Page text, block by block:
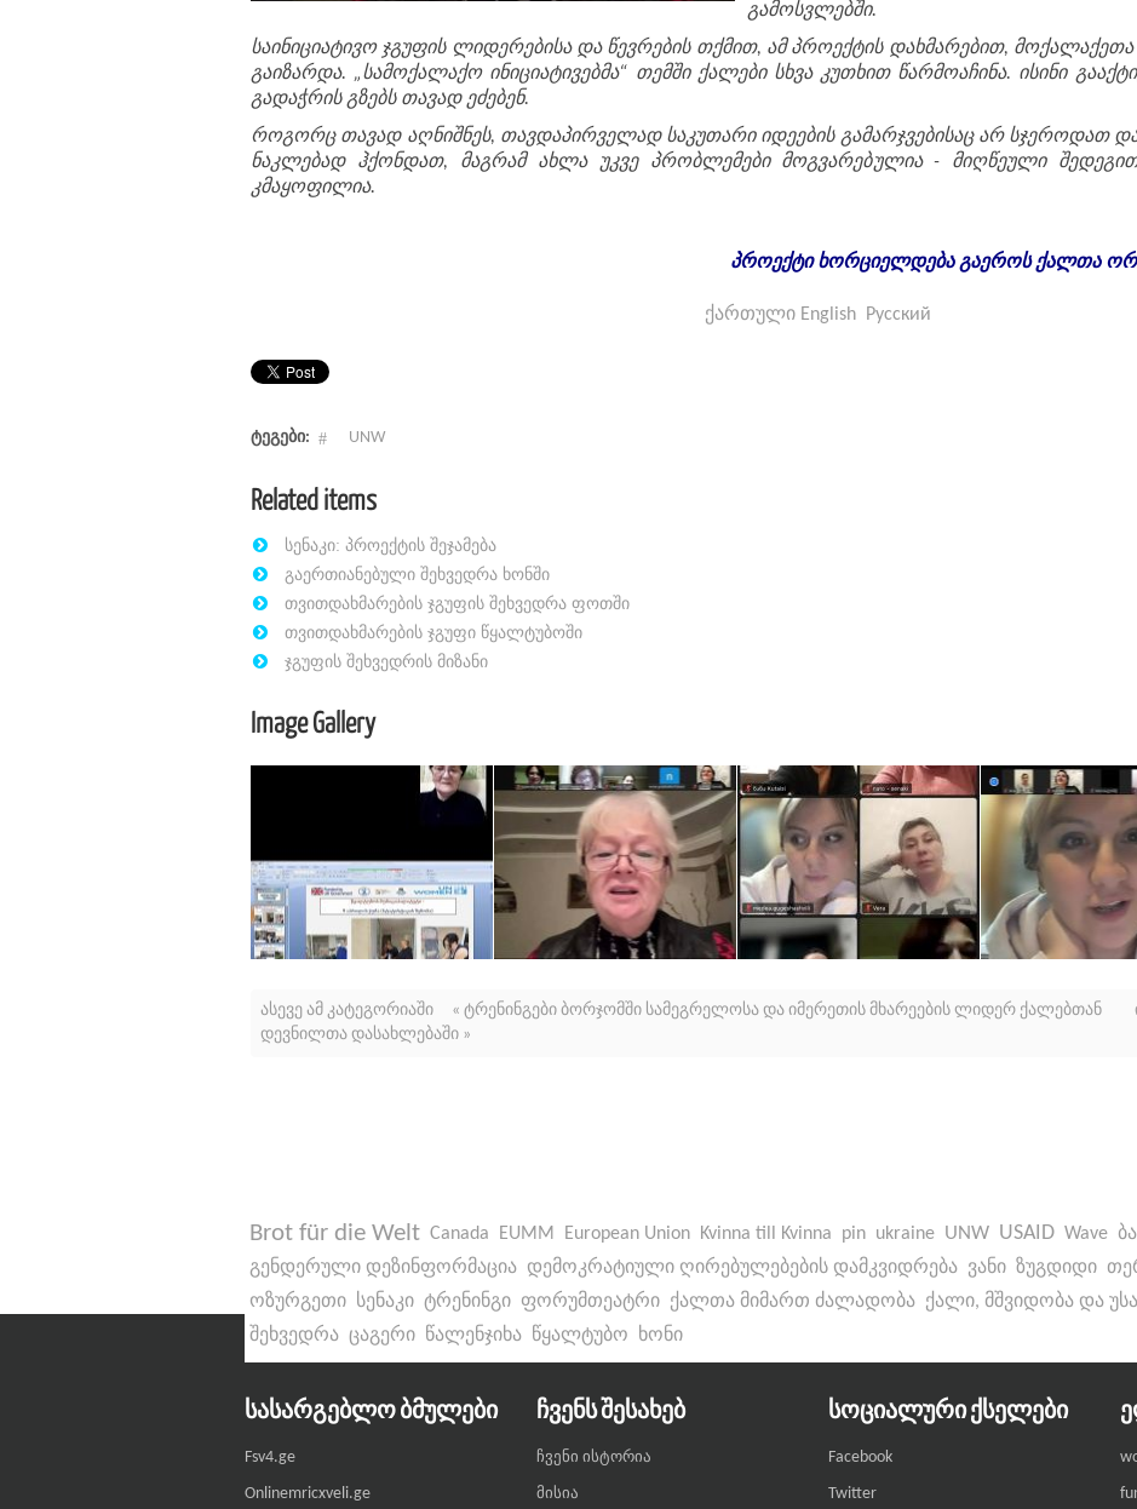
გამოსვლებში.
საინიციატივო ჯგუფის ლიდერებისა და წევრების თქმით, ამ პროექტის დახმარებით,
გაიზარდა. „სამოქალაქო ინიციატივებმა“ თემში ქალები სხვა კუთხით წარმოაჩინა. ისინი
გადაჭრის გზებს თავად ეძებენ.
როგორც თავად აღნიშნეს, თავდაპირველად საკუთარი იდეების გამარჯვებისაც არ სჯეროდათ
ნაკლებად ჰქონდათ, მაგრამ ახლა უკვე პრობლემები მოგვარებულია - მიღწეული
კმაყოფილია.
პროექტი ხორციელდება გაეროს ქალთა
ქართული English Русский
ტეგები: UNW
Related items
სენაკი: პროექტის შეჯამება
გაერთიანებული შეხვედრა ხონში
თვითდახმარების ჯგუფის შეხვედრა ფოთში
თვითდახმარების ჯგუფი წყალტუბოში
ჯგუფის შეხვედრის მიზანი
Image Gallery
ასევე ამ კატეგორიაში « ტრენინგები ბორჯომში სამეგრელოსა და იმერეთის მხარეების ლიდერ ქალებთან
დევნილთა დასახლებაში »
Brot für die Welt Canada EUMM European Union Kvinna till Kvinna pin ukraine UNW USAID Wave
გენდერული დეზინფორმაცია დემოკრატიული ღირებულებების დამკვიდრება ვანი ზუგდიდი
ოზურგეთი სენაკი ტრენინგი ფორუმთეატრი ქალთა მიმართ ძალადობა ქალი, მშვიდობა და
შეხვედრა ცაგერი წალენჯიხა წყალტუბო ხონი
ᲡᲐᲡᲐᲠᲒᲔᲑᲚᲝ ᲑᲛᲣᲚᲔᲑᲘ
Fsv4.ge
Onlinemricxveli.ge
ᲩᲕᲔᲜᲡ ᲨᲔᲡᲐᲮᲔᲑ
ჩვენი ისტორია
მისია
ᲡᲝᲪᲘᲐᲚᲣᲠᲘ ᲥᲡᲔᲚᲔᲑᲘ
Facebook
Twitter